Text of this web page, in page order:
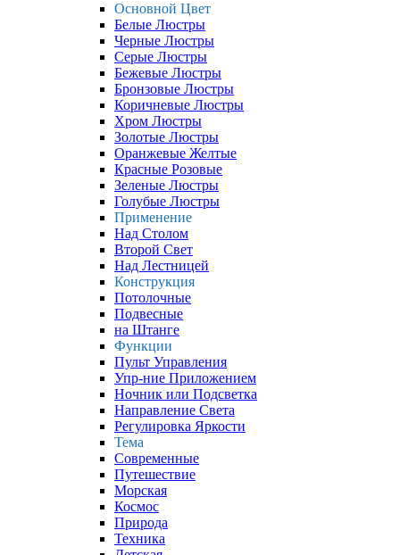
Основной Цвет
Белые Люстры
Черные Люстры
Серые Люстры
Бежевые Люстры
Бронзовые Люстры
Коричневые Люстры
Хром Люстры
Золотые Люстры
Оранжевые Желтые
Красные Розовые
Зеленые Люстры
Голубые Люстры
Применение
Над Столом
Второй Свет
Над Лестницей
Конструкция
Потолочные
Подвесные
на Штанге
Функции
Пульт Управления
Упр-ние Приложением
Ночник или Подсветка
Направление Света
Регулировка Яркости
Тема
Современные
Путешествие
Морская
Космос
Природа
Техника